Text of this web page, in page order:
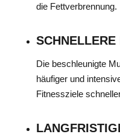
die Fettverbrennung.
SCHNELLERE
Die beschleunigte
häufiger und
Fitnessziele